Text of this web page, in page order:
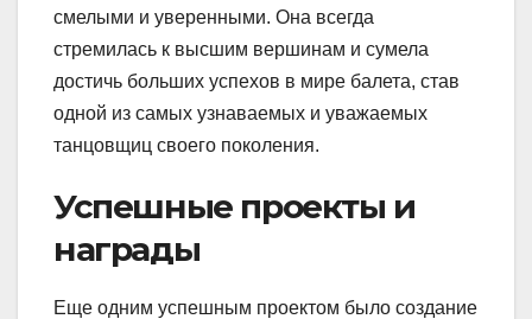
смелыми и уверенными. Она всегда
стремилась к высшим вершинам и сумела
достичь больших успехов в мире балета, став
одной из самых узнаваемых и уважаемых
танцовщиц своего поколения.
Успешные проекты и
награды
Еще одним успешным проектом было создание